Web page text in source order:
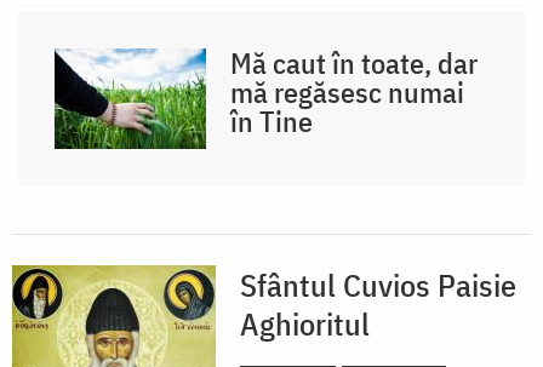
Mă caut în toate, dar
mă regăsesc numai
în Tine
Sfântul Cuvios Paisie
Aghioritul